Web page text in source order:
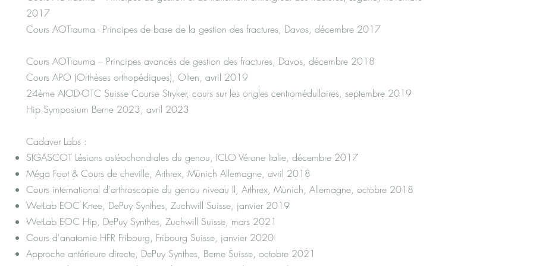
2017
Cours AOTrauma - Principes de base de la gestion des fractures, Davos, décembre 2017
Cours AOTrauma – Principes avancés de gestion des fractures, Davos, décembre 2018
Cours APO (Orthèses orthopédiques), Olten, avril 2019
24ème AIOD-OTC Suisse Course Stryker, cours sur les ongles centromédullaires, septembre 2019
Hip Symposium Berne 2023, avril 2023
Cadaver Labs :
SIGASCOT Lésions ostéochondrales du genou, ICLO Vérone Italie, décembre 2017
Méga Foot & Cours de cheville, Arthrex, Münich Allemagne, avril 2018
Cours international d'arthroscopie du genou niveau II, Arthrex, Munich, Allemagne, octobre 2018
WetLab EOC Knee, DePuy Synthes, Zuchwill Suisse, janvier 2019
WetLab EOC Hip, DePuy Synthes, Zuchwill Suisse, mars 2021
Cours d'anatomie HFR Fribourg, Fribourg Suisse, janvier 2020
Approche antérieure directe, DePuy Synthes, Berne Suisse, octobre 2021